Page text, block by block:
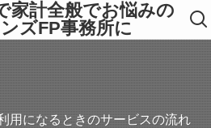
家計全般でお悩みの
ズFP事務所に
用になるときのサービスの流れ